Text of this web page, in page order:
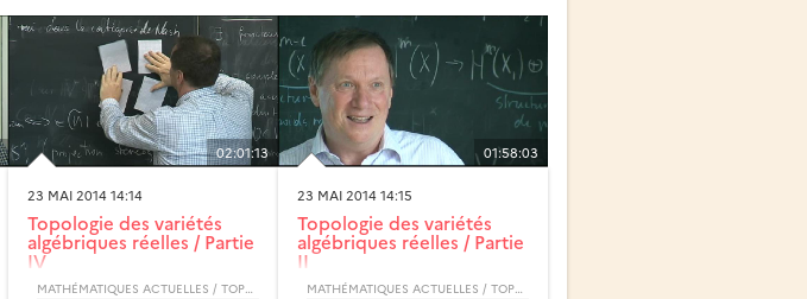
02:01:13
23 MAI 2014 14:14
Topologie des variétés
algébriques réelles / Partie
IV
MATHÉMATIQUES ACTUELLES / TOPOLOGIE DES VARIÉTÉS ALGÉBRIQUES RÉELLES
01:58:03
23 MAI 2014 14:15
Topologie des variétés
algébriques réelles / Partie
II
MATHÉMATIQUES ACTUELLES / TOPOLOGIE DES VARIÉTÉS ALGÉBRIQUES RÉELLES